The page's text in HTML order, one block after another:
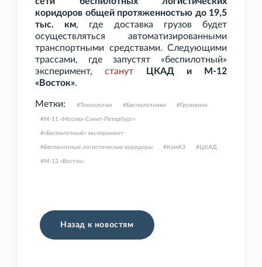
коридоров общей протяженностью до 19,5
тыс. км, где доставка грузов будет
осуществляться автоматизированными
транспортными средствами. Следующими
трассами, где запустят «беспилотный»
эксперимент,станут
ЦКАД и М-12
«Восток».
Метки: Технологии Беспилотники Грузовики
М-11 «Москва-Санкт-Петербург»
«Беспилотный» эксперимент
Беспилотные логистические коридоры КамАЗ ЦКАД
М-12 «Восток»
Назад к новостям